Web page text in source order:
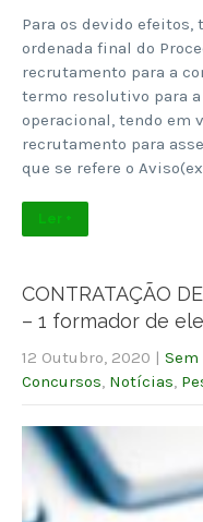
Para os devido
ordenada final do
recrutamento para a
termo resolutivo para
operacional, tendo em
recrutamento para
que se refere o
Ler +
CONTRATAÇÃO
– 1 formador de
12 Outubro, 2020 |
Concursos Notícias